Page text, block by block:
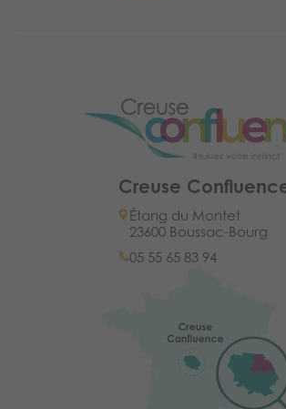
Creuse
Étang du Montet
23600 Boussac-Bourg
05 55 65 83 94